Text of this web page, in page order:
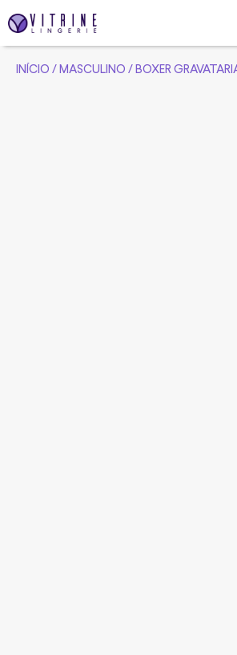
INÍCIO / MASCULINO / BOXER